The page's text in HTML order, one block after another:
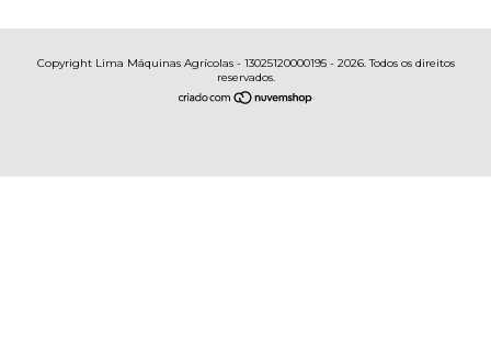
Copyright Lima Máquinas Agrícolas - 13025120000195 - 2026. Todos os direitos
reservados.